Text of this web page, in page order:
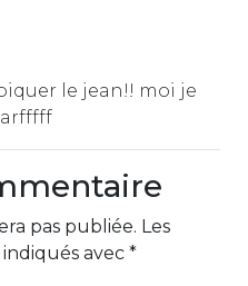
le jean!! moi je
pas publiée. Les
avec *